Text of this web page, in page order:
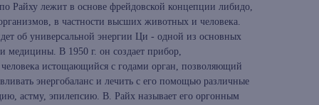
Райху лежит в основе фрейдовской концепции либидо,
в частности высших животных и человека.
об универсальной энергии Ци - одной из основных
медицины. В 1950 г. он создает прибор,
истощающийся с годами орган, позволяющий
энергобаланс и лечить с его помощью различные
астму, эпилепсию. В. Райх называет его оргонным